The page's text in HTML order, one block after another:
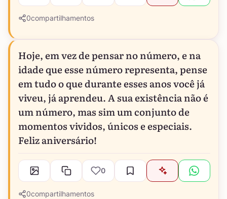
0compartilhamentos
Hoje, em vez de pensar no número, e na
idade que esse número representa, pense
em tudo o que durante esses anos você já
viveu, já aprendeu. A sua existência não é
um número, mas sim um conjunto de
momentos vividos, únicos e especiais.
Feliz aniversário!
0
0compartilhamentos